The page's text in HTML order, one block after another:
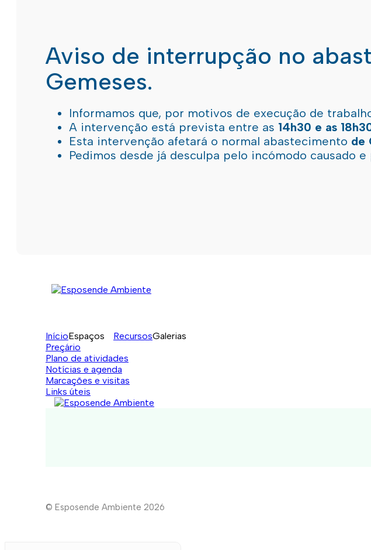
Aviso de interrupção no
Gemeses.
Informamos que, por motivos de execução de
A intervenção está prevista entre as 14h30 e as
Esta intervenção afetará o normal abastecimento de
Pedimos desde já desculpa pelo incómodo causado
InícioEspaços RecursosGalerias
Preçário
Plano de atividades
Notícias e agenda
Marcações e visitas
Links úteis
© Esposende Ambiente 2026